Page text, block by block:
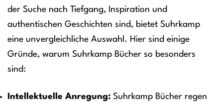
der Suche nach Tiefgang, Inspiration und
authentischen Geschichten sind, bietet Suhrkamp
eine unvergleichliche Auswahl. Hier sind einige
Gründe, warum Suhrkamp Bücher so besonders
sind:
Intellektuelle Anregung: Suhrkamp Bücher regen